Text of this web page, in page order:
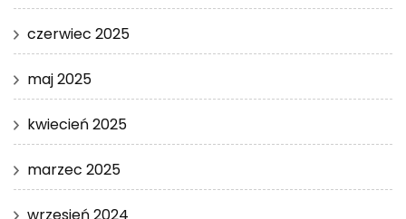
czerwiec 2025
maj 2025
kwiecień 2025
marzec 2025
wrzesień 2024